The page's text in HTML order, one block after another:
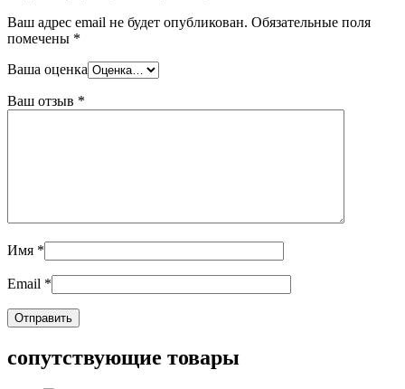
Ваш адрес email не будет опубликован. Обязательные поля
помечены *
Ваша оценка
Ваш отзыв *
Имя *
Email *
сопутствующие товары